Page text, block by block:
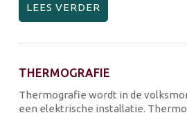
LEES VERDER
THERMOGRAFIE
Thermografie wordt in de
een elektrische installatie.